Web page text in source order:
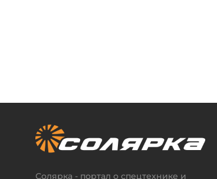
Солярка - портал о спецтехнике и